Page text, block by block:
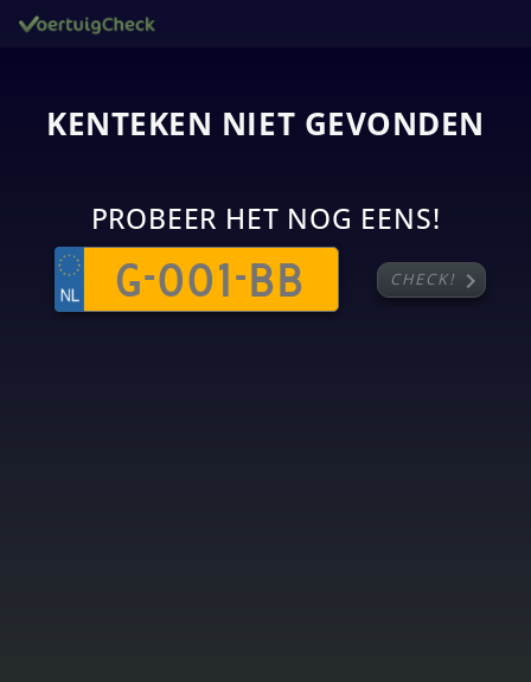
KENTEKEN NIET GEVONDEN
PROBEER HET NOG EENS!
CHECK! chevron_right